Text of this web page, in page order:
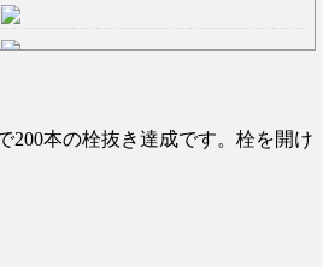
200本の栓抜き達成です。栓を開け